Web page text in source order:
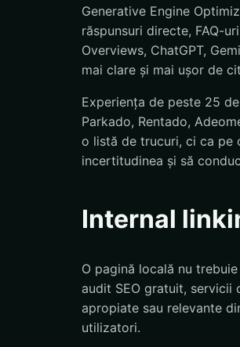
Generative Engine
răspunsuri directe, FAQ-
Overviews, ChatGPT,
mai clare și mai ușor de
Experiența de peste 25
Parkado, Rentado,
o listă de trucuri, ci ca pe
incertitudinea și să
Internal
O pagină locală nu
audit SEO gratuit, servicii
apropiate sau relevante
utilizatori.